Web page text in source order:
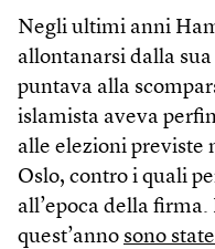
Negli ultimi anni
allontanarsi dalla
puntava alla
islamista aveva
alle elezioni previste
Oslo, contro i quali
all’epoca della
quest’anno sono